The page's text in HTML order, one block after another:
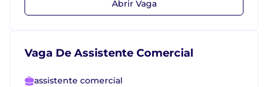
Abrir Vaga
Vaga De Assistente Comercial
assistente comercial